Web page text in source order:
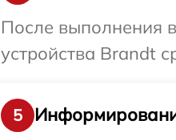
После выполнения
устройства Brandt
5